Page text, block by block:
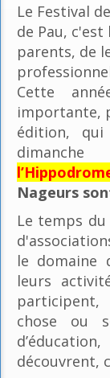
Le Festival
de Pau, c'est
parents, de
Cette
importante,
édition,
Nageurs
Le temps
le domaine
leurs
chose ou
découvrent,